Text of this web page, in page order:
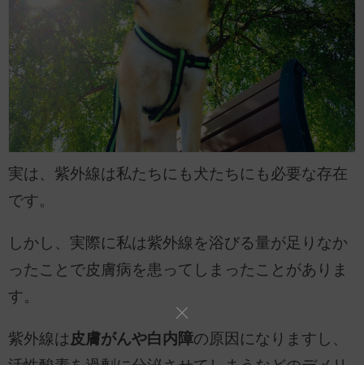
実は、紫外線は私たちにも犬たちにも必要な存在
です。
しかし、実際に私は紫外線を浴びる量が足りなか
ったことで皮膚病を患ってしまったことがありま
す。
紫外線は皮膚がんや白内障の原因になりますし、